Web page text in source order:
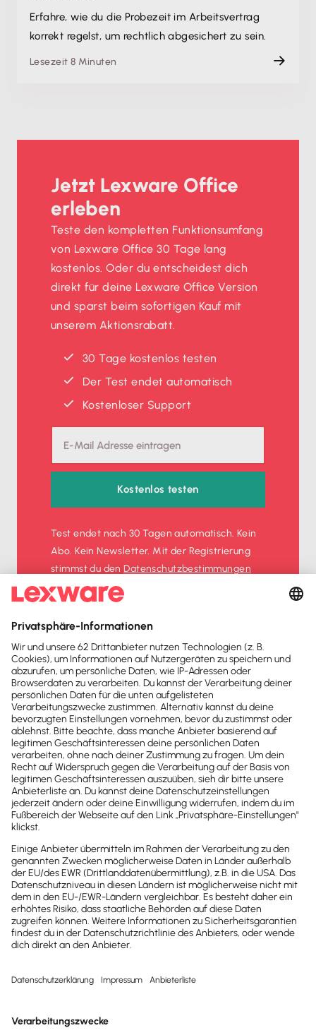
Erfahre, wie du die Probezeit im Arbeitsvertrag
korrekt regelst, um rechtlich abgesichert zu sein.
Lesezeit 8 Minuten
Jetzt Lexware Office
erleben
Teste den kompletten Funktionsumfang
von Lexware Office 30 Tage lang
kostenlos. Oder du entscheidest dich
direkt für deine Lexware Office Version
und sparst beim sofortigen Kauf mit
unserem Aktionsrabatt.
30 Tage kostenlos testen
Der Test endet automatisch
Kostenloser Support
Kostenlos testen
Test endet nach 30 Tagen automatisch. Kein
Abo. Kein Newsletter. Mit der Registrierung
stimmst du denDatenschutz­bestimmungen
und denAGBzu.
Sofort50%
Newsletter
Brandheiße
News direkt in
dein Postfach
wichtige News zu
Gesetzesänderungen,
hilfreiche Praxis-Tipps und
kostenlose Tools für
Unternehmen erhalten?
Dann abonniere unseren